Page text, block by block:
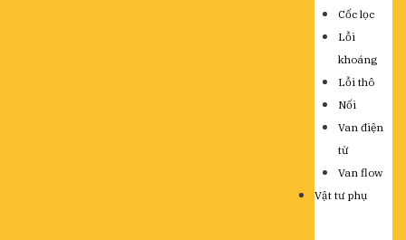
Cốc lọc
Lỗi
khoáng
Lỗi thô
Nối
Van điện
từ
Van flow
Vật tư phụ